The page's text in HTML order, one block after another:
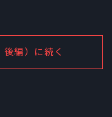
編）に続く